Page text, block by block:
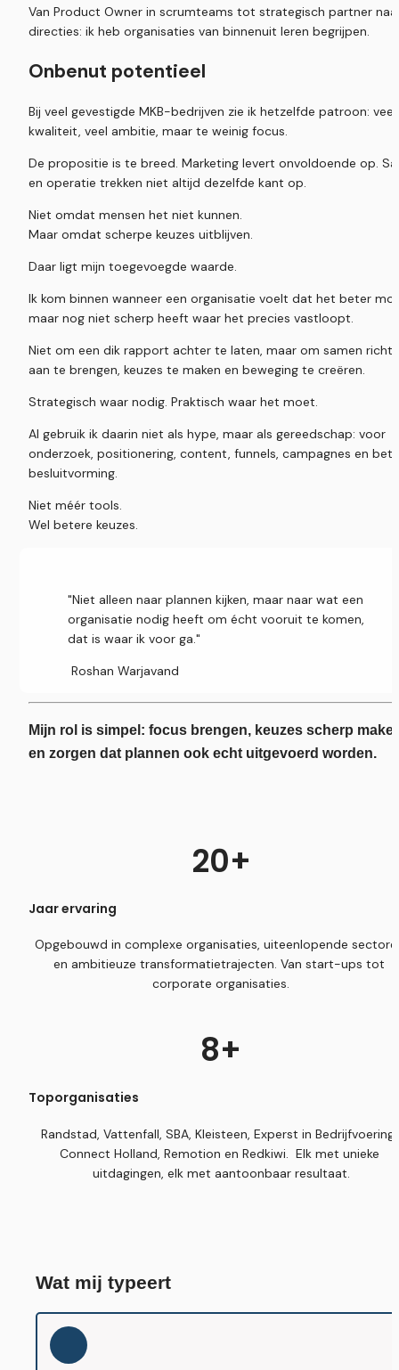
Van Product Owner in scrumteams tot strategisch partner
directies: ik heb organisaties van binnenuit leren begrijpen.
Onbenut potentieel
Bij veel gevestigde MKB-bedrijven zie ik hetzelfde patroon: veel
kwaliteit, veel ambitie, maar te weinig focus.
De propositie is te breed. Marketing levert onvoldoende op.
en operatie trekken niet altijd dezelfde kant op.
Niet omdat mensen het niet kunnen.
Maar omdat scherpe keuzes uitblijven.
Daar ligt mijn toegevoegde waarde.
Ik kom binnen wanneer een organisatie voelt dat het beter
maar nog niet scherp heeft waar het precies vastloopt.
Niet om een dik rapport achter te laten, maar om samen
aan te brengen, keuzes te maken en beweging te creëren.
Strategisch waar nodig. Praktisch waar het moet.
AI gebruik ik daarin niet als hype, maar als gereedschap: voor
onderzoek, positionering, content, funnels, campagnes en
besluitvorming.
Niet méér tools.
Wel betere keuzes.
"Niet alleen naar plannen kijken, maar naar wat een
organisatie nodig heeft om écht vooruit te komen,
dat is waar ik voor ga."
Roshan Warjavand
Mijn rol is simpel: focus brengen, keuzes scherp
en zorgen dat plannen ook echt uitgevoerd worden.
20+
Jaar ervaring
Opgebouwd in complexe organisaties, uiteenlopende
en ambitieuze transformatietrajecten. Van start-ups tot
corporate organisaties.
8+
Toporganisaties
Randstad, Vattenfall, SBA, Kleisteen, Experst in Bedrijfvoering,
Connect Holland, Remotion en Redkiwi.  Elk met unieke
uitdagingen, elk met aantoonbaar resultaat.
Wat mij typeert